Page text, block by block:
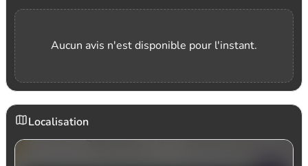
Aucun avis n'est disponible pour l'instant.
Localisation